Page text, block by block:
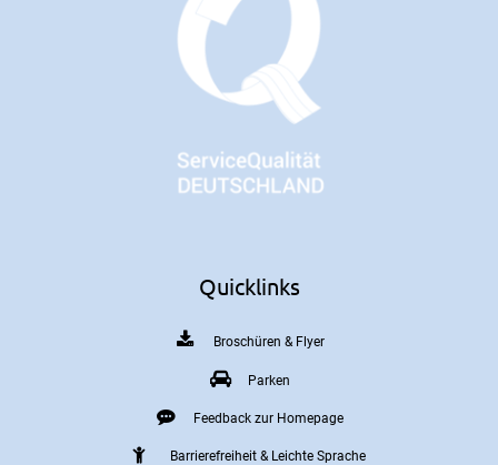
Quicklinks
Broschüren & Flyer
Parken
Feedback zur Homepage
Barrierefreiheit & Leichte Sprache